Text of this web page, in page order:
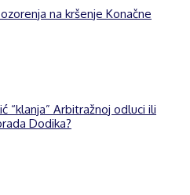
na kršenje Konačne
“klanja” Arbitražnoj odluci ili
Dodika?